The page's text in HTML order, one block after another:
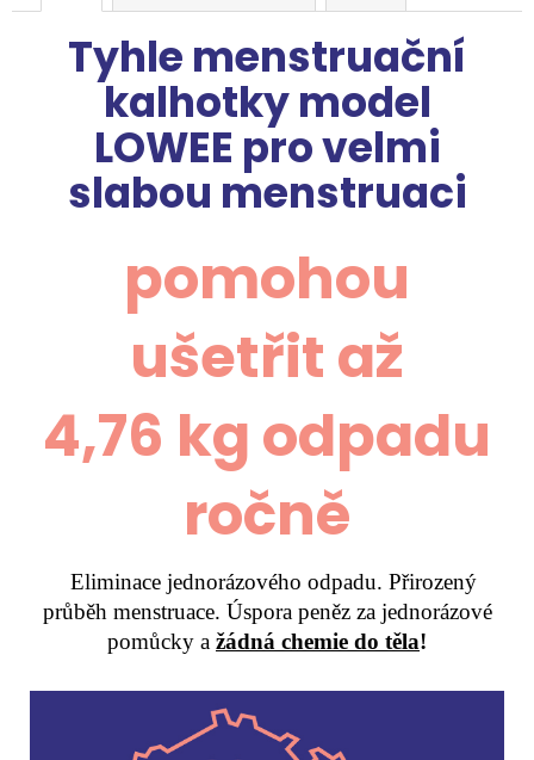
Tyhle menstruační
kalhotky model
LOWEE pro velmi
slabou menstruaci
pomohou
ušetřit až
4,76 kg odpadu
ročně
Eliminace jednorázového odpadu. Přirozený
průběh menstruace. Úspora peněz za jednorázové
pomůcky a žádná chemie do těla!